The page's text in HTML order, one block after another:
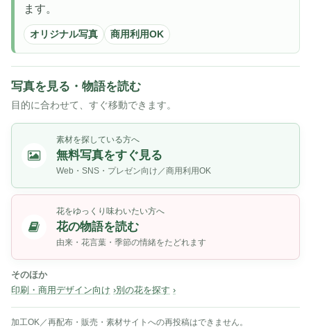
ます。
オリジナル写真 商用利用OK
写真を見る・物語を読む
目的に合わせて、すぐ移動できます。
素材を探している方へ
無料写真をすぐ見る
Web・SNS・プレゼン向け／商用利用OK
花をゆっくり味わいたい方へ
花の物語を読む
由来・花言葉・季節の情緒をたどれます
そのほか
印刷・商用デザイン向け
別の花を探す
加工OK／再配布・販売・素材サイトへの再投稿はできません。